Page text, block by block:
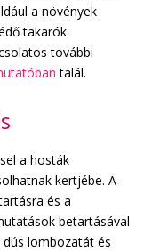
a növények
takarók
további
talál.
a hosták
kertjébe. A
és a
betartásával
dús lombozatát és